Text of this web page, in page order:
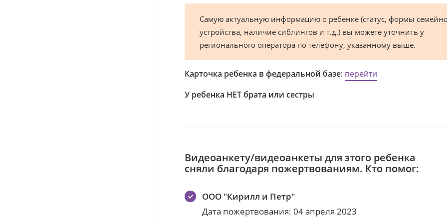
Самую актуальную информацию о ребенке (статус, формы
устройства, наличие сиблингов и т.д.) вы можете уточнить у
регионального оператора по телефону, указанному выше.
Карточка ребенка в федеральной базе: перейти
У ребенка НЕТ брата или сестры
Видеоанкету/видеоанкеты для этого ребенка
сняли благодаря пожертвованиям. Кто помог:
ООО "Кирилл и Петр"
Дата пожертвования: 04 апреля 2023